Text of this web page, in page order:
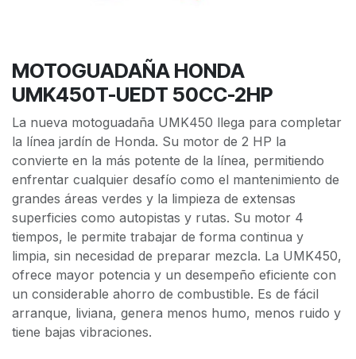
MOTOGUADAÑA HONDA
UMK450T-UEDT 50CC-2HP
La nueva motoguadaña UMK450 llega para completar
la línea jardín de Honda. Su motor de 2 HP la
convierte en la más potente de la línea, permitiendo
enfrentar cualquier desafío como el mantenimiento de
grandes áreas verdes y la limpieza de extensas
superficies como autopistas y rutas. Su motor 4
tiempos, le permite trabajar de forma continua y
limpia, sin necesidad de preparar mezcla. La UMK450,
ofrece mayor potencia y un desempeño eficiente con
un considerable ahorro de combustible. Es de fácil
arranque, liviana, genera menos humo, menos ruido y
tiene bajas vibraciones.